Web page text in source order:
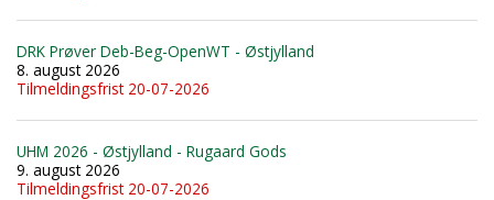
DRK Prøver Deb-Beg-OpenWT - Østjylland
8. august 2026
Tilmeldingsfrist 20-07-2026
UHM 2026 - Østjylland - Rugaard Gods
9. august 2026
Tilmeldingsfrist 20-07-2026